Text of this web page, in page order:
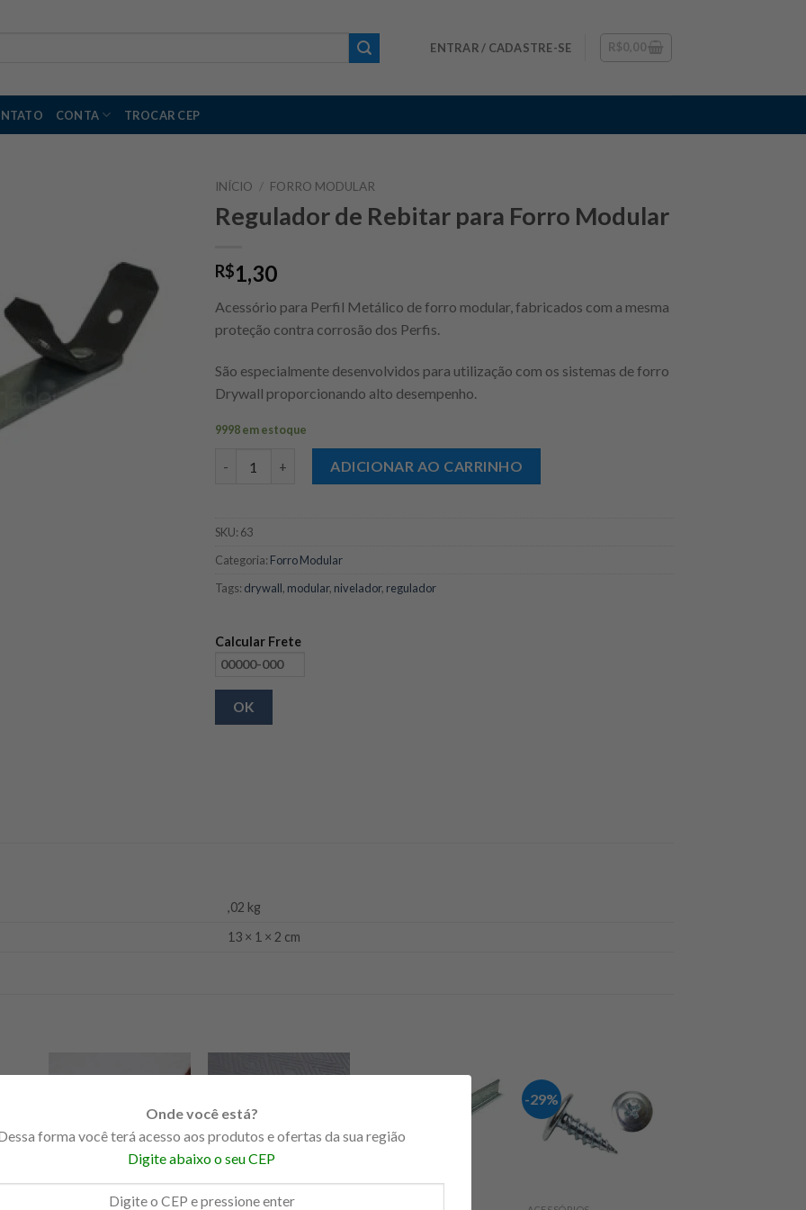
ENTRAR / CADASTRE-SE R$0,00
CONTA TROCAR CEP
INÍCIO / FORRO MODULAR
Regulador de Rebitar para Forro Modular
R$1,30
Acessório para Perfil Metálico de forro modular, fabricados com a mesma
proteção contra corrosão dos Perfis.
São especialmente desenvolvidos para utilização com os sistemas de forro
Drywall proporcionando alto desempenho.
9998 em estoque
ADICIONAR AO CARRINHO
SKU: 63
Categoria: Forro Modular
Tags: drywall, modular, nivelador, regulador
Calcular Frete
OK
,02 kg
13 × 1 × 2 cm
FORRO MODULAR
com película em PVC e
-29%
Onde você está?
forma você terá acesso aos produtos e ofertas da sua região
Digite abaixo o seu CEP